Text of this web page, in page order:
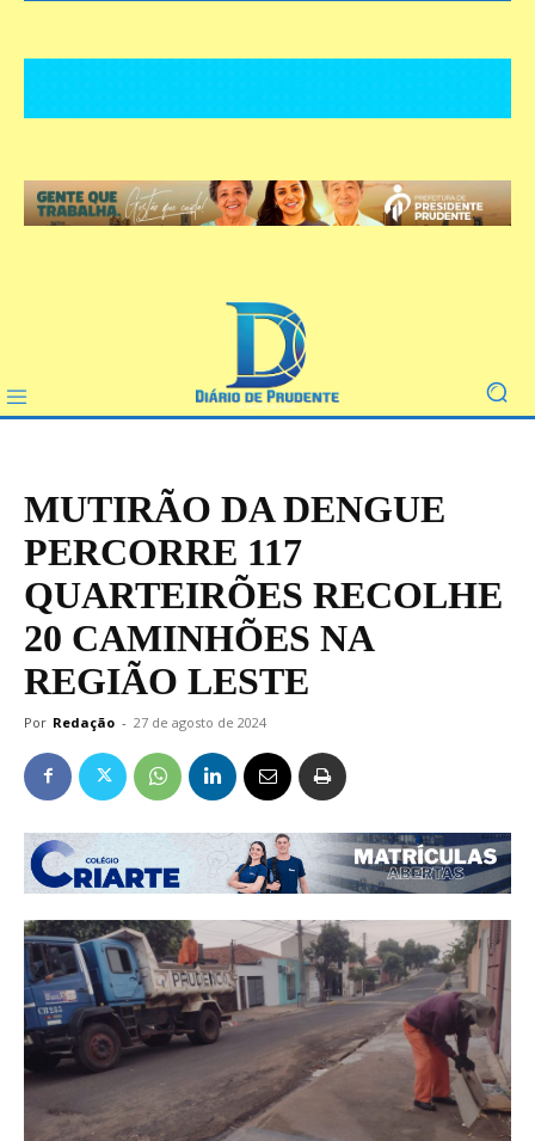
MUTIRÃO DA DENGUE
PERCORRE 117
QUARTEIRÕES RECOLHE
20 CAMINHÕES NA
REGIÃO LESTE
Por Redação - 27 de agosto de 2024